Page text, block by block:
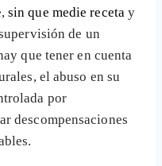
sin que medie receta y
de un
que tener en cuenta
el abuso en su
por
descompensaciones